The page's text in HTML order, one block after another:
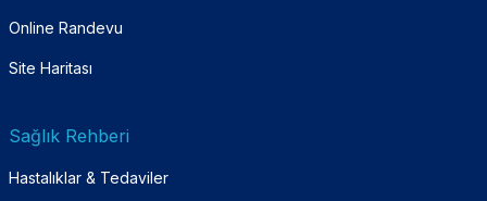
Online Randevu
Site Haritası
Sağlık Rehberi
Hastalıklar & Tedaviler